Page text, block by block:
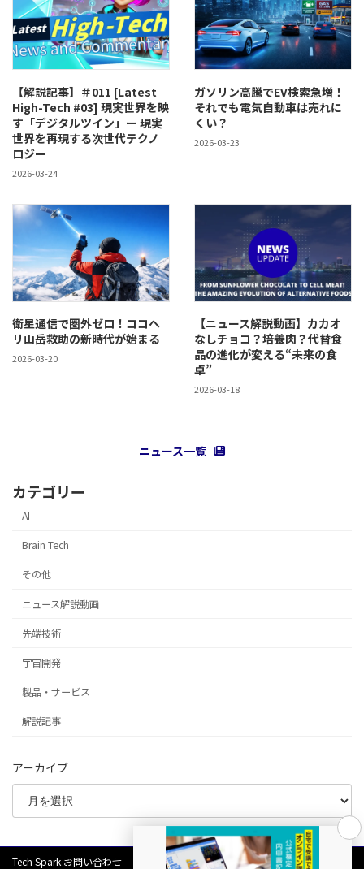
【解説記事】＃011 [Latest
High-Tech #03] 現実世界を映
す「デジタルツイン」ー 現実
世界を再現する次世代テクノ
ロジー
2026-03-24
ガソリン高騰でEV検索急増！
それでも電気自動車は売れに
くい？
2026-03-23
衛星通信で圏外ゼロ！ココヘ
リ山岳救助の新時代が始まる
2026-03-20
【ニュース解説動画】カカオ
なしチョコ？培養肉？代替食
品の進化が変える“未来の食
卓”
2026-03-18
ニュース一覧
カテゴリー
AI
Brain Tech
その他
ニュース解説動画
先端技術
宇宙開発
製品・サービス
解説記事
アーカイブ
Tech Spark お問い合わせ